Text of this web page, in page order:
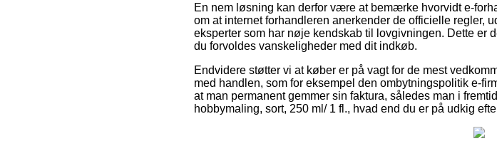
En nem løsning kan derfor være at bemærke hvorvidt e-
om at internet forhandleren anerkender de officielle regler,
eksperter som har nøje kendskab til lovgivningen. Dette
du forvoldes vanskeligheder med dit indkøb.
Endvidere støtter vi at køber er på vagt for de mest
med handlen, som for eksempel den ombytningspolitik e-
at man permanent gemmer sin faktura, således man i
hobbymaling, sort, 250 ml/ 1 fl., hvad end du er på udkig